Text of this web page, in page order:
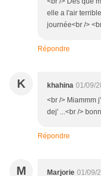
elle a l'air
journée<br />
Répondre
K khahina 01/09/
<br /> Miammm
dej' ...<br />
Répondre
M Marjorie 01/09/